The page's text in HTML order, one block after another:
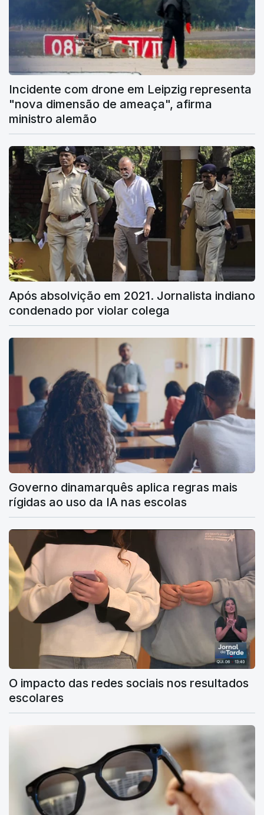
Incidente com drone em Leipzig representa
"nova dimensão de ameaça", afirma
ministro alemão
Após absolvição em 2021. Jornalista indiano
condenado por violar colega
Governo dinamarquês aplica regras mais
rígidas ao uso da IA nas escolas
O impacto das redes sociais nos resultados
escolares